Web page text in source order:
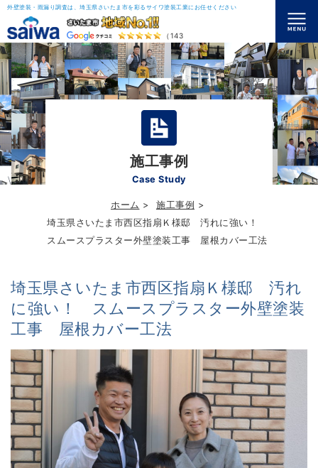
外壁塗装・雨漏り調査は、埼玉県さいたま市を彩るサイワ塗装工業にお任せください
（143）
施工事例
Case Study
ホーム
施工事例
埼玉県さいたま市西区指扇Ｋ様邸 汚れに強い！
スムースプラスター外壁塗装工事 屋根カバー工法
埼玉県さいたま市西区指扇Ｋ様邸 汚れ
に強い！ スムースプラスター外壁塗装
工事 屋根カバー工法